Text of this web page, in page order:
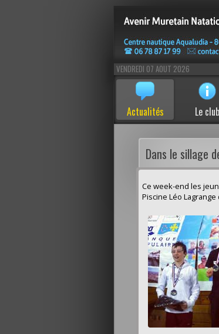
VENDREDI 07 AOUT 2026
Actualités Le club
Dans le sillage
Ce week-end les
Piscine Léo